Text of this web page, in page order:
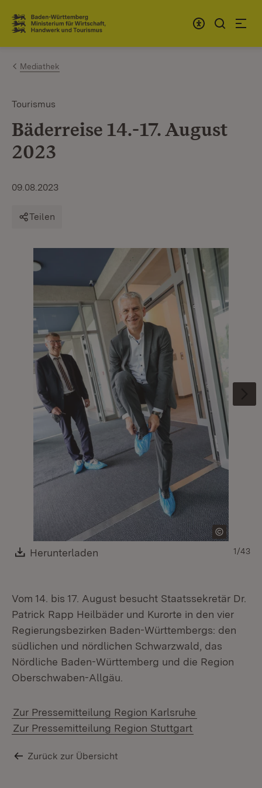
Zum Inhalt springen
Link zur Startseite
Mediathek
Tourismus
Bäderreise 14.-17. August
2023
09.08.2023
Teilen
Download:
Herunterladen 1/43
Vom 14. bis 17. August besucht Staatssekretär Dr.
Patrick Rapp Heilbäder und Kurorte in den vier
Regierungsbezirken Baden-Württembergs: den
südlichen und nördlichen Schwarzwald, das
Nördliche Baden-Württemberg und die Region
Oberschwaben-Allgäu.
Zur Pressemitteilung Region Karlsruhe
Zur Pressemitteilung Region Stuttgart
Zurück zur Übersicht